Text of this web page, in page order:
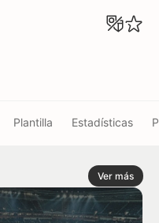
Plantilla Estadísticas
Ver más